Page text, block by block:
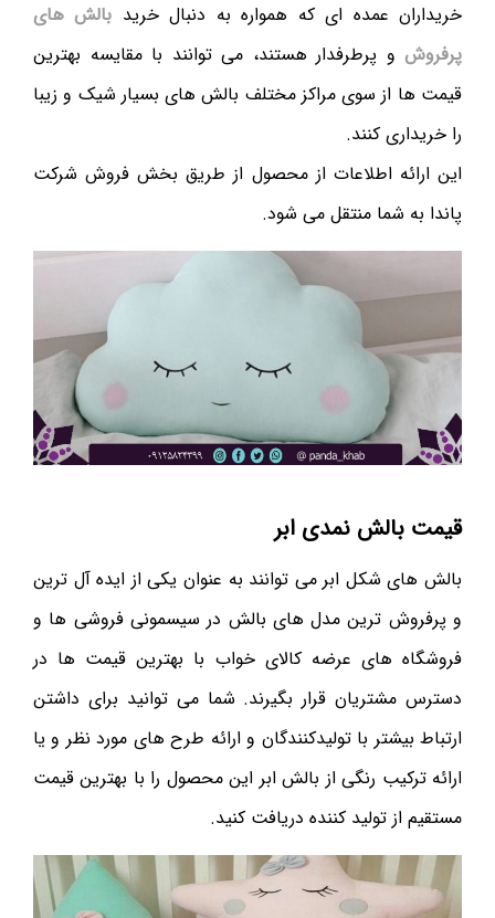
خریداران عمده ای که همواره به دنبال خرید بالش های
پرفروش و پرطرفدار هستند، می توانند با مقایسه بهترین
قیمت ها از سوی مراکز مختلف بالش های بسیار شیک و زیبا
را خریداری کنند.
این ارائه اطلاعات از محصول از طریق بخش فروش شرکت
پاندا به شما منتقل می شود.
قیمت بالش نمدی ابر
بالش های شکل ابر می توانند به عنوان یکی از ایده آل ترین
و پرفروش ترین مدل های بالش در سیسمونی فروشی ها و
فروشگاه های عرضه کالای خواب با بهترین قیمت ها در
دسترس مشتریان قرار بگیرند. شما می توانید برای داشتن
ارتباط بیشتر با تولیدکنندگان و ارائه طرح های مورد نظر و یا
ارائه ترکیب رنگی از بالش ابر این محصول را با بهترین قیمت
مستقیم از تولید کننده دریافت کنید.